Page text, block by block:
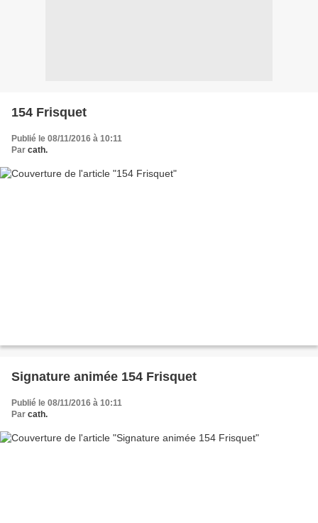
154 Frisquet
Publié le 08/11/2016 à 10:11
Par cath.
Signature animée 154 Frisquet
Publié le 08/11/2016 à 10:11
Par cath.